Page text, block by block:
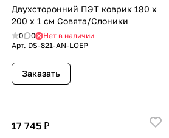
Двухсторонний ПЭТ коврик 180 x
200 x 1 см Совята/Слоники
0 0
Нет в наличии
Арт. DS-821-AN-LOEP
Заказать
17 745 ₽